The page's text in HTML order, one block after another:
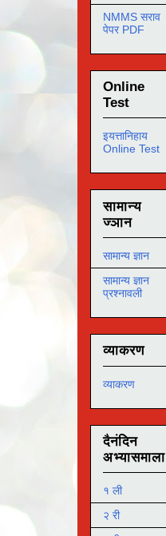
NMMS सराव
पेपर PDF
Online
Test
इयत्तानिहाय
Online Test
सामान्य
ज्ञान
सामान्य ज्ञान
सामान्य ज्ञान
प्रश्नावली
व्याकरण
व्याकरण
दैनंदिन
अभ्यासमाला
१ ली
२ री